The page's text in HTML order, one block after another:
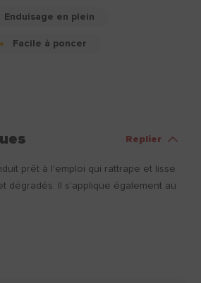
Enduisage en plein
Facile à poncer
Replier
prêt à l'emploi qui rattrape et lisse
dégradés. Il s'applique également au